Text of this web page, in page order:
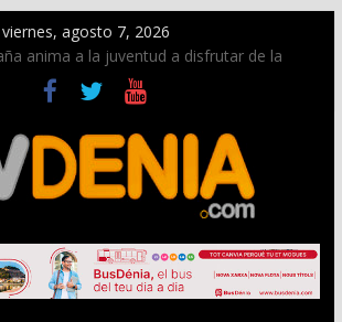
viernes, agosto 7, 2026
anima a la juventud a disfrutar de la
al Arxiu de Dénia más de 50.000 imágenes
de la ciudad
llena de ambiente la calle Marqués de
a la Capitanía Cristiana
de Dénia reunirá durante agosto a
e internacionales en los Jardins de
2026 reciben las llaves de la ciudad y
en Dénia